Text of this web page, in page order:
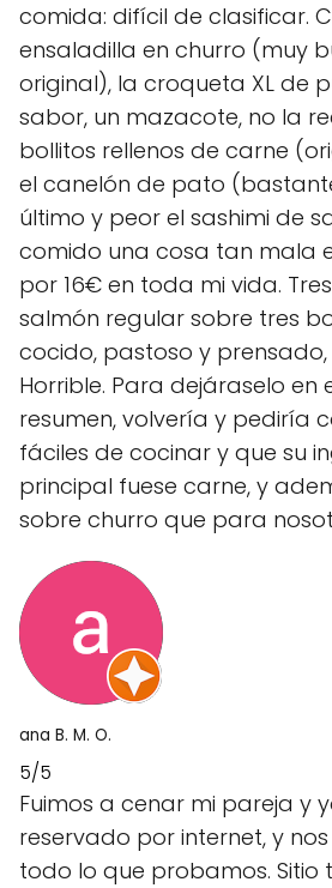
comida: difícil de clasificar.
ensaladilla en churro (muy
original), la croqueta XL de
sabor, un mazacote, no la
bollitos rellenos de carne
el canelón de pato
último y peor el sashimi de
comido una cosa tan mala
por 16€ en toda mi vida.
salmón regular sobre tres
cocido, pastoso y prensado,
Horrible. Para dejáraselo en
resumen, volvería y pediría
fáciles de cocinar y que su
principal fuese carne, y
sobre churro que para
ana B. M. O.
5/5
Fuimos a cenar mi pareja y
reservado por internet, y
todo lo que probamos. Sitio